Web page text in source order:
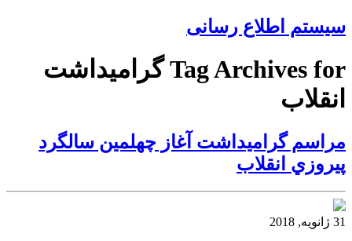
سیستم اطلاع رسانی
Tag Archives for گراميداشت
انقلاب
مراسم گراميداشت آغاز چهلمين سالگرد
پيروزي انقلاب
31 ژانویه, 2018